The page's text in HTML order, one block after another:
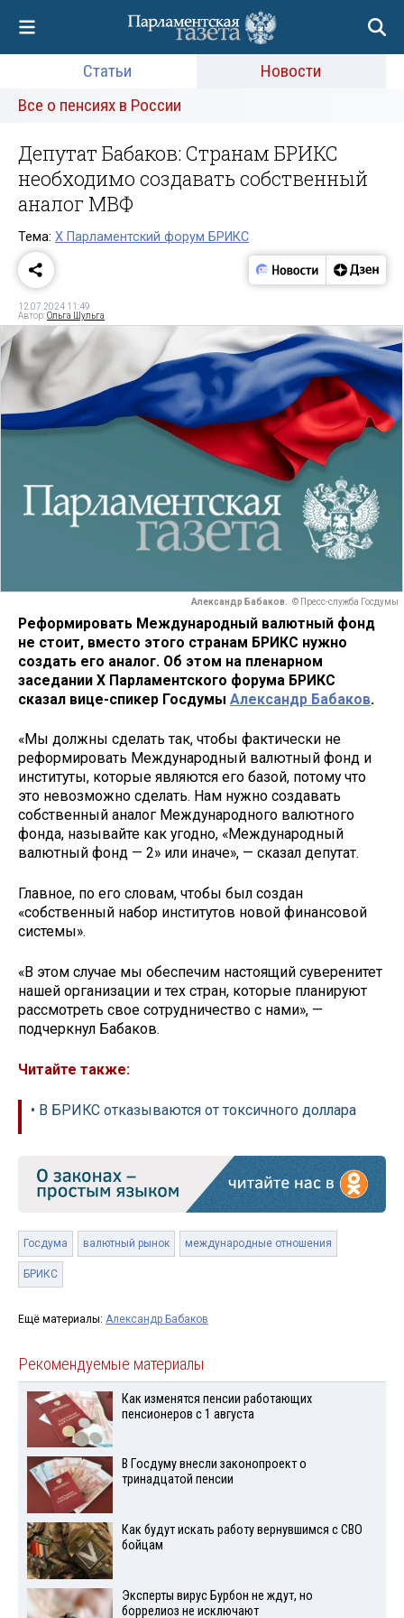
Статьи
Новости
Все о пенсиях в России
Депутат Бабаков: Странам БРИКС
необходимо создавать собственный
аналог МВФ
Тема: Х Парламентский форум БРИКС
12.07.2024 11:49
Автор:Ольга Шульга
Александр Бабаков. © Пресс-служба Госдумы
Реформировать Международный валютный фонд
не стоит, вместо этого странам БРИКС нужно
создать его аналог. Об этом на пленарном
заседании X Парламентского форума БРИКС
сказал вице-спикер Госдумы Александр Бабаков.
«Мы должны сделать так, чтобы фактически не
реформировать Международный валютный фонд и
институты, которые являются его базой, потому что
это невозможно сделать. Нам нужно создавать
собственный аналог Международного валютного
фонда, называйте как угодно, «Международный
валютный фонд — 2» или иначе», — сказал депутат.
Главное, по его словам, чтобы был создан
«собственный набор институтов новой финансовой
системы».
«В этом случае мы обеспечим настоящий суверенитет
нашей организации и тех стран, которые планируют
рассмотреть свое сотрудничество с нами», —
подчеркнул Бабаков.
Читайте также:
• В БРИКС отказываются от токсичного доллара
Госдума валютный рынок международные отношения
БРИКС
Ещё материалы: Александр Бабаков
Рекомендуемые материалы
Как изменятся пенсии работающих
пенсионеров с 1 августа
В Госдуму внесли законопроект о
тринадцатой пенсии
Как будут искать работу вернувшимся с СВО
бойцам
Эксперты вирус Бурбон не ждут, но
боррелиоз не исключают